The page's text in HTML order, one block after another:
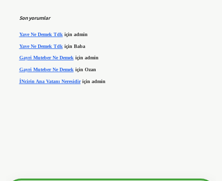
Son yorumlar
Yave Ne Demek Tdk için admin
Yave Ne Demek Tdk için Baba
Gayri Muteber Ne Demekiçin admin
Gayri Muteber Ne Demek için Ozan
İNcirin Ana Vatanı Neresidiriçin admin